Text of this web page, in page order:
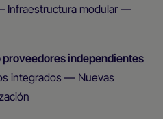
Infraestructura modular —
independientes
integrados — Nuevas